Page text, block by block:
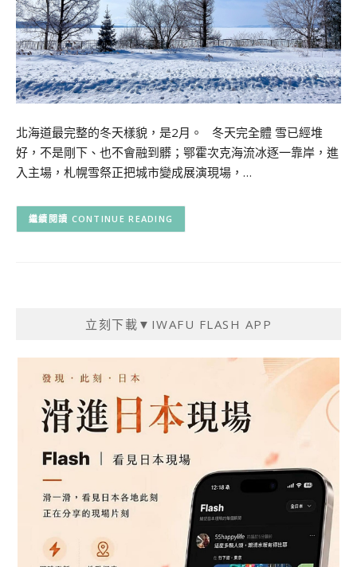
北海道最完整的冬天樣貌，是2月。 冬天完全體 雪已經堆
好，不是剛下、也不會融到髒；鄂霍次克海流冰逐一靠岸，進
入主場，札幌雪祭正把城市變成展演現場，…
CONTINUE READING
立刻下載▼IWAFU FLASH APP